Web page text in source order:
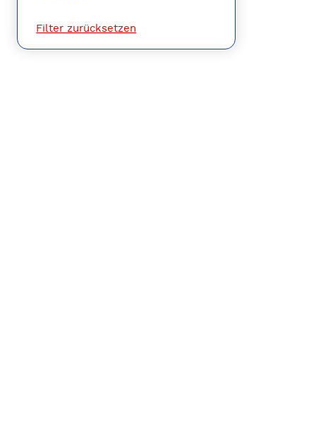
Filter zurücksetzen